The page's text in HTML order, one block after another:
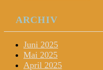
ARCHIV
Juni 2025
Mai 2025
April 2025